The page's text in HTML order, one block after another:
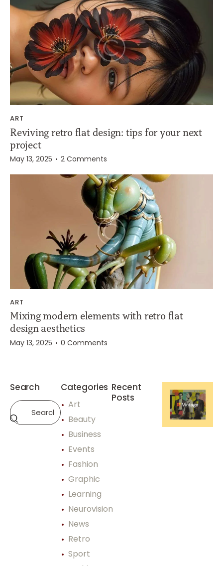
ART
Reviving retro flat design: tips for your next
project
May 13, 2025 2 Comments
ART
Mixing modern elements with retro flat
design aesthetics
May 13, 2025 0 Comments
Search Categories
Art
Beauty
Business
Events
Fashion
Graphic
Learning
Neurovision
News
Retro
Sport
Recent
Posts
SPORT
R